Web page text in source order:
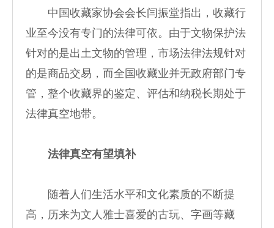
中国收藏家协会会长闫振堂指出，收藏行
业至今没有专门的法律可依。由于文物保护法
针对的是出土文物的管理，市场法律法规针对
的是商品交易，而全国收藏业并无政府部门专
管，整个收藏界的鉴定、评估和纳税长期处于
法律真空地带。
法律真空有望填补
随着人们生活水平和文化素质的不断提
高，历来为文人雅士喜爱的古玩、字画等藏